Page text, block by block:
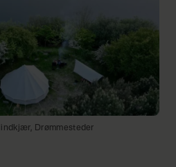
Drømmesteder